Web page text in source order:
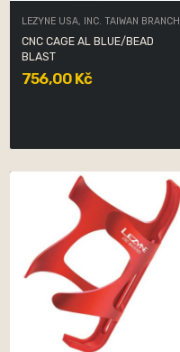
LEZYNE USA, INC. TAIWAN BRANCH
CNC CAGE AL BLUE/BEAD
BLAST
756,00 Kč